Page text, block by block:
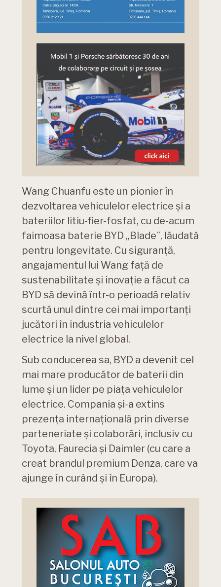
Wang Chuanfu este un pionier în
dezvoltarea vehiculelor electrice și a
bateriilor litiu-fier-fosfat, cu de-acum
faimoasa baterie BYD „Blade”, lăudată
pentru longevitate. Cu siguranță,
angajamentul lui Wang față de
sustenabilitate și inovație a făcut ca
BYD să devină într-o perioadă relativ
scurtă unul dintre cei mai importanți
jucători în industria vehiculelor
electrice la nivel global.
Sub conducerea sa, BYD a devenit cel
mai mare producător de baterii din
lume și un lider pe piața vehiculelor
electrice. Compania și-a extins
prezența internațională prin diverse
parteneriate și colaborări, inclusiv cu
Toyota, Faurecia și Daimler (cu care a
creat brandul premium Denza, care va
ajunge în curând și în Europa).